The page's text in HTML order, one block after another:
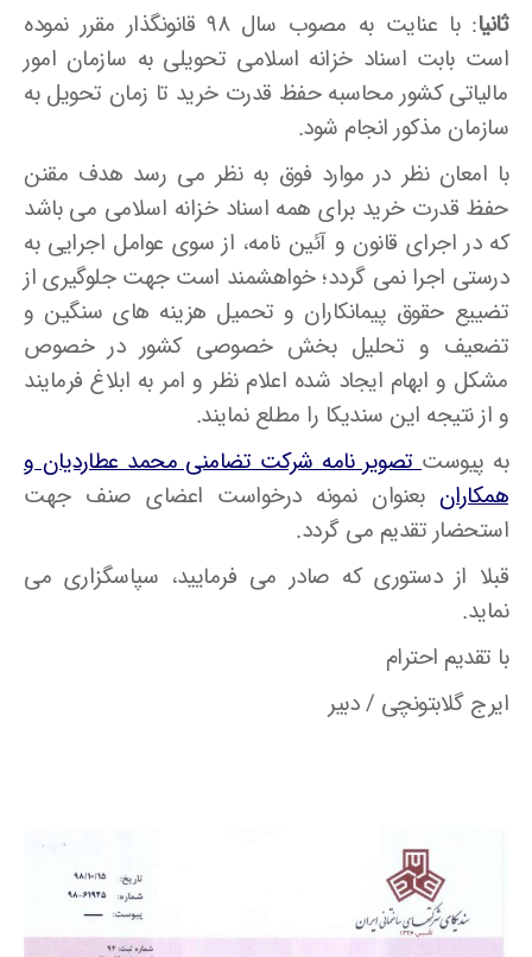
ثانیا
: با عنایت به مصوب سال ۹۸ قانونگذار مقرر نموده
است بابت اسناد خزانه اسلامی تحویلی به سازمان امور
مالیاتی کشور محاسبه حفظ قدرت خرید تا زمان تحویل به
سازمان مذکور انجام شود.
با امعان نظر در موارد فوق به نظر می رسد هدف مقنن
حفظ قدرت خرید برای همه اسناد خزانه اسلامی می باشد
که در اجرای قانون و آئین نامه، از سوی عوامل اجرایی به
درستی اجرا نمی گردد؛ خواهشمند است جهت جلوگیری از
تضییع حقوق پیمانکاران و تحمیل هزینه های سنگین و
تضعیف و تحلیل بخش خصوصی کشور در خصوص
مشکل و ابهام ایجاد شده اعلام نظر و امر به ابلاغ فرمایند
و از نتیجه این سندیکا را مطلع نمایند.
به پیوستتصویر نامه شرکت تضامنی محمد عطاردیان و
همکاران بعنوان نمونه درخواست اعضای صنف جهت
استحضار تقدیم می گردد.
قبلا از دستوری که صادر می فرمایید، سپاسگزاری می
نماید.
با تقدیم احترام
ایرج گلابتونچی / دبیر